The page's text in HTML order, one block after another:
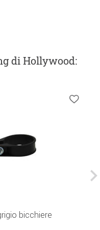
di Hollywood:
bicchiere